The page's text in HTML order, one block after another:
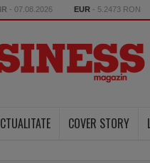
- 07.08.2026 EUR - 5.2473 RON
COVER STORY